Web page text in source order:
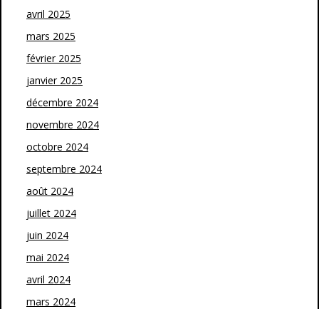
avril 2025
mars 2025
février 2025
janvier 2025
décembre 2024
novembre 2024
octobre 2024
septembre 2024
août 2024
juillet 2024
juin 2024
mai 2024
avril 2024
mars 2024